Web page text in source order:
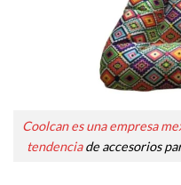
Coolcan es una empresa
tendenciade accesorios